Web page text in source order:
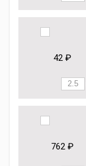
42 ₽
762 ₽